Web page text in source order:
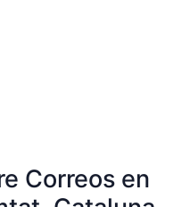
Correos en